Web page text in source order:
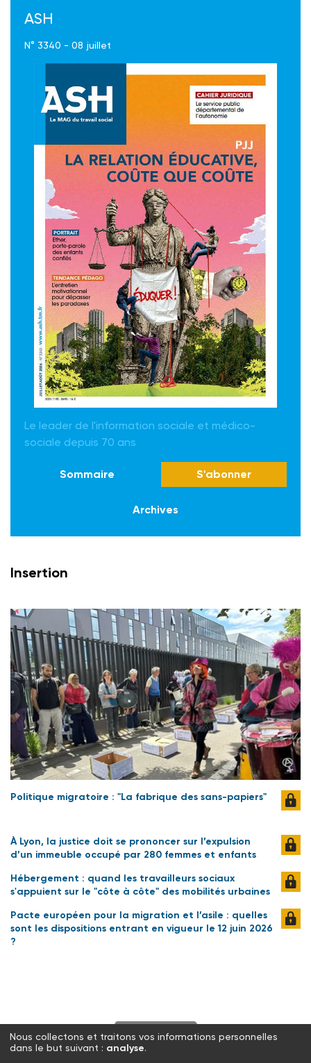
ASH
N° 3340 - 08 juillet
Le leader de l'information sociale et médico-
sociale depuis 70 ans
Sommaire S'abonner
Archives
Insertion
Politique migratoire : "La fabrique des sans-papiers"
À Lyon, la justice doit se prononcer sur l’expulsion
d’un immeuble occupé par 280 femmes et enfants
Hébergement : quand les travailleurs sociaux
s'appuient sur le "côte à côte" des mobilités urbaines
Pacte européen pour la migration et l’asile : quelles
sont les dispositions entrant en vigueur le 12 juin 2026
?
S'abonner
Nous collectons et traitons vos informations personnelles
dans le but suivant : analyse.